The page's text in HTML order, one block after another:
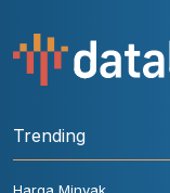
Trending
Harga Minyak